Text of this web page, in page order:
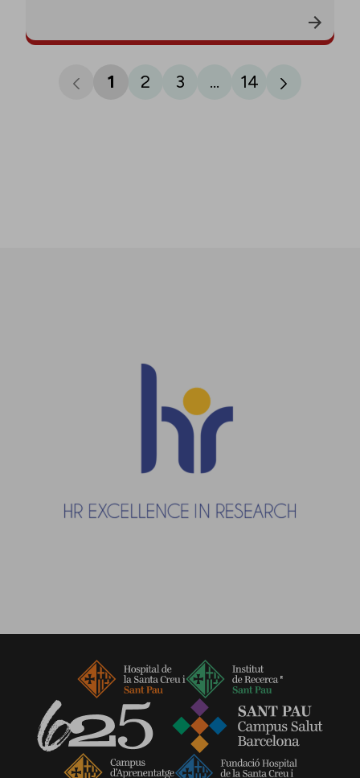
1 2 3 ... 14